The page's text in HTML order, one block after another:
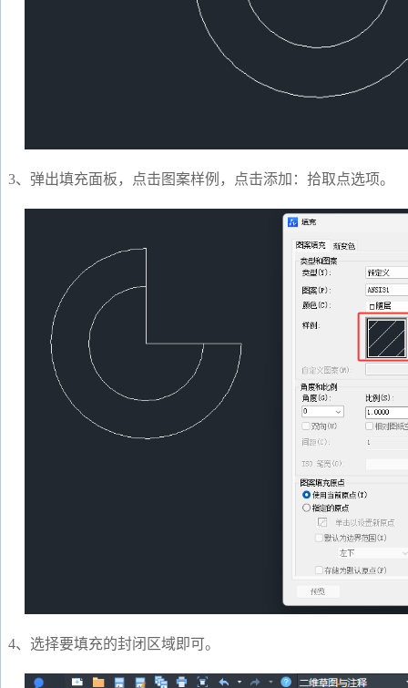
3、弹出填充面板，点击图案样例，点击添加：拾取点选项。
4、选择要填充的封闭区域即可。